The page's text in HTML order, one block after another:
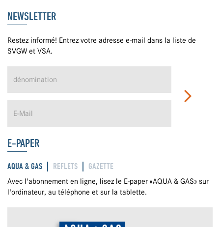
NEWSLETTER
Restez informé! Entrez votre adresse e-mail dans la liste de
SVGW et VSA.
E-PAPER
AQUA & GAS REFLETS GAZETTE
Avec l'abonnement en ligne, lisez le E-paper «AQUA & GAS» sur
l'ordinateur, au téléphone et sur la tablette.